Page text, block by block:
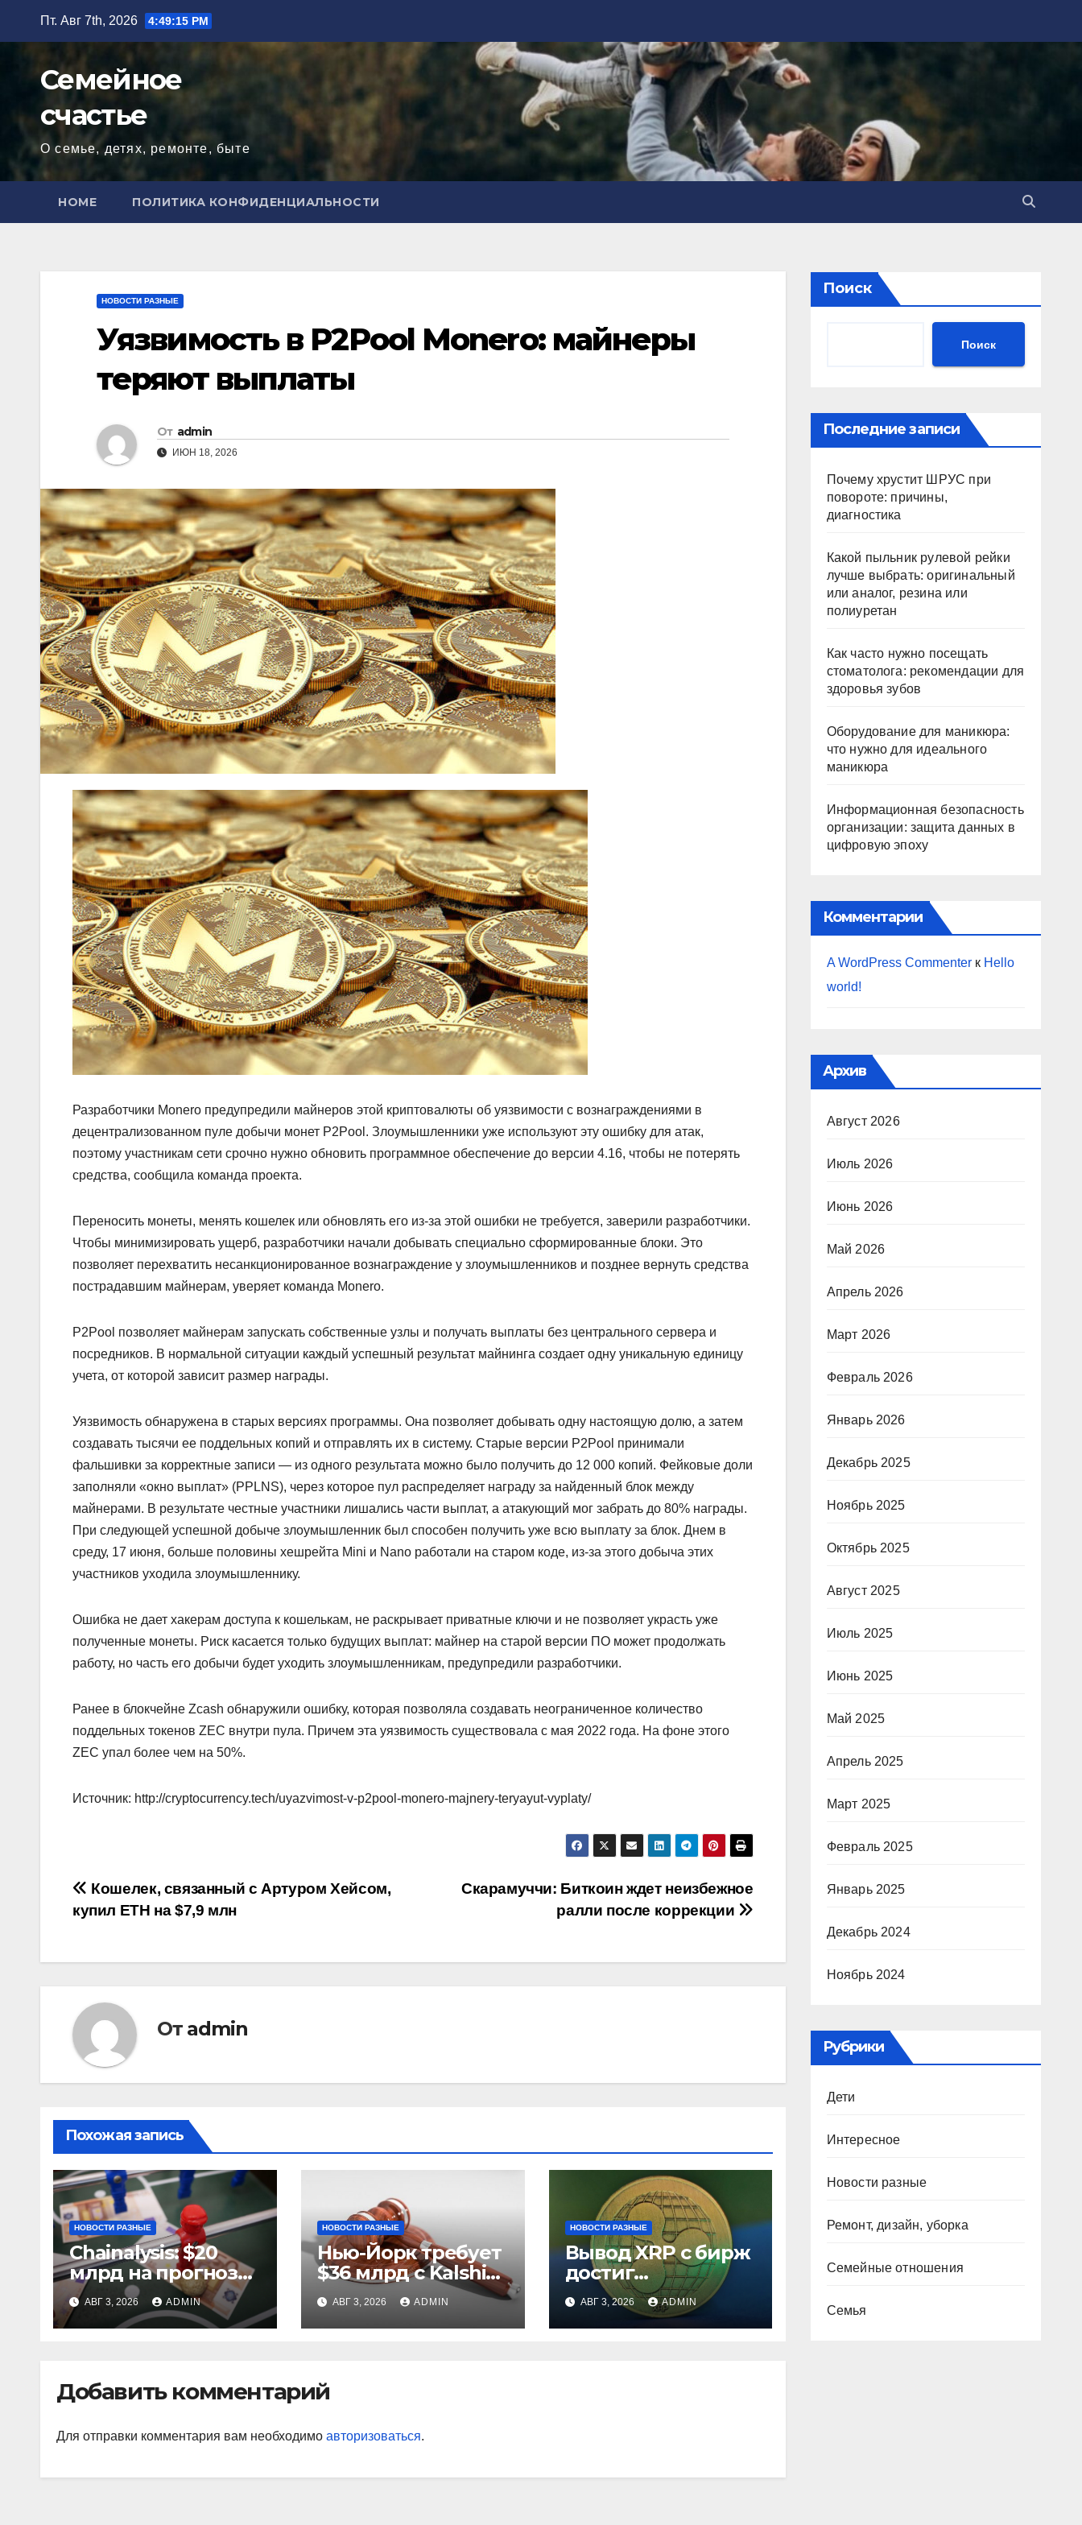
содержимому
Пт. Авг 7th, 2026 4:49:16 PM
Семейное
счастье
О семье, детях, ремонте, быте
HOME ПОЛИТИКА КОНФИДЕНЦИАЛЬНОСТИ
НОВОСТИ РАЗНЫЕ
Уязвимость в P2Pool Monero: майнеры
теряют выплаты
От admin
ИЮН 18, 2026
Разработчики Monero предупредили майнеров этой криптовалюты об уязвимости с вознаграждениями в
децентрализованном пуле добычи монет P2Pool. Злоумышленники уже используют эту ошибку для атак,
поэтому участникам сети срочно нужно обновить программное обеспечение до версии 4.16, чтобы не потерять
средства, сообщила команда проекта.
Переносить монеты, менять кошелек или обновлять его из‑за этой ошибки не требуется, заверили разработчики.
Чтобы минимизировать ущерб, разработчики начали добывать специально сформированные блоки. Это
позволяет перехватить несанкционированное вознаграждение у злоумышленников и позднее вернуть средства
пострадавшим майнерам, уверяет команда Monero.
P2Pool позволяет майнерам запускать собственные узлы и получать выплаты без центрального сервера и
посредников. В нормальной ситуации каждый успешный результат майнинга создает одну уникальную единицу
учета, от которой зависит размер награды.
Уязвимость обнаружена в старых версиях программы. Она позволяет добывать одну настоящую долю, а затем
создавать тысячи ее поддельных копий и отправлять их в систему. Старые версии P2Pool принимали
фальшивки за корректные записи — из одного результата можно было получить до 12 000 копий. Фейковые доли
заполняли «окно выплат» (PPLNS), через которое пул распределяет награду за найденный блок между
майнерами. В результате честные участники лишались части выплат, а атакующий мог забрать до 80% награды.
При следующей успешной добыче злоумышленник был способен получить уже всю выплату за блок. Днем в
среду, 17 июня, больше половины хешрейта Mini и Nano работали на старом коде, из‑за этого добыча этих
участников уходила злоумышленнику.
Ошибка не дает хакерам доступа к кошелькам, не раскрывает приватные ключи и не позволяет украсть уже
полученные монеты. Риск касается только будущих выплат: майнер на старой версии ПО может продолжать
работу, но часть его добычи будет уходить злоумышленникам, предупредили разработчики.
Ранее в блокчейне Zcash обнаружили ошибку, которая позволяла создавать неограниченное количество
поддельных токенов ZEC внутри пула. Причем эта уязвимость существовала с мая 2022 года. На фоне этого
ZEC упал более чем на 50%.
Источник: http://cryptocurrency.tech/uyazvimost-v-p2pool-monero-majnery-teryayut-vyplaty/
Навигация
по
записям
Скарамуччи: Биткоин ждет неизбежное
ралли после коррекции
Кошелек, связанный с Артуром Хейсом,
купил ETH на $7,9 млн
От admin
Похожая запись
НОВОСТИ РАЗНЫЕ
Chainalysis: $20
млрд на прогнозах
ЧМ-2022, $5,4 млн
из них незаконные
АВГ 3, 2026 ADMIN
НОВОСТИ РАЗНЫЕ
Нью-Йорк требует
$36 млрд с Kalshi
за незаконные
ставки
АВГ 3, 2026 ADMIN
НОВОСТИ РАЗНЫЕ
Вывод XRP с бирж
достиг
рекордного
максимума за 5
лет
АВГ 3, 2026 ADMIN
Добавить комментарий
Для отправки комментария вам необходимо авторизоваться.
Поиск
Поиск
Последние записи
Почему хрустит ШРУС при
повороте: причины,
диагностика
Какой пыльник рулевой рейки
лучше выбрать: оригинальный
или аналог, резина или
полиуретан
Как часто нужно посещать
стоматолога: рекомендации для
здоровья зубов
Оборудование для маникюра:
что нужно для идеального
маникюра
Информационная безопасность
организации: защита данных в
цифровую эпоху
Комментарии
A WordPress Commenterк Hello
world!
Архив
Август 2026
Июль 2026
Июнь 2026
Май 2026
Апрель 2026
Март 2026
Февраль 2026
Январь 2026
Декабрь 2025
Ноябрь 2025
Октябрь 2025
Август 2025
Июль 2025
Июнь 2025
Май 2025
Апрель 2025
Март 2025
Февраль 2025
Январь 2025
Декабрь 2024
Ноябрь 2024
Рубрики
Дети
Интересное
Новости разные
Ремонт, дизайн, уборка
Семейные отношения
Семья